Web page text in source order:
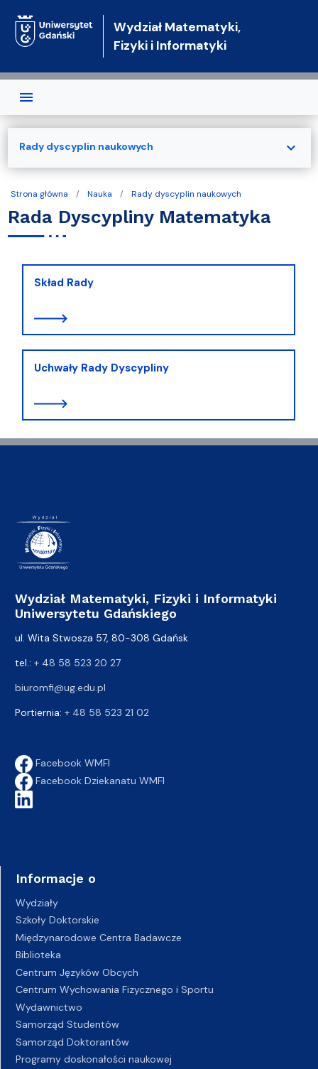
Wydział Matematyki,
Fizyki i Informatyki
Strona główna Nauka Rady dyscyplin naukowych
Rada Dyscypliny Matematyka
Skład Rady
Uchwały Rady Dyscypliny
Rady dyscyplin naukowych expand_more
Wydział Matematyki, Fizyki i Informatyki
Uniwersytetu Gdańskiego
ul. Wita Stwosza 57, 80-308 Gdańsk
tel.: + 48 58 523 20 27
biuromfi@ug.edu.pl
Portiernia: + 48 58 523 21 02
Facebook WMFI
Facebook Dziekanatu WMFI
Informacje o
Wydziały
Szkoły Doktorskie
Międzynarodowe Centra Badawcze
Biblioteka
Centrum Języków Obcych
Centrum Wychowania Fizycznego i Sportu
Wydawnictwo
Samorząd Studentów
Samorząd Doktorantów
Programy doskonałości naukowej